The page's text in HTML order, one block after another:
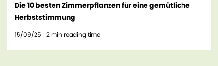
Die 10 besten Zimmerpflanzen für eine gemütliche
Herbststimmung
15/09/25 2 min reading time